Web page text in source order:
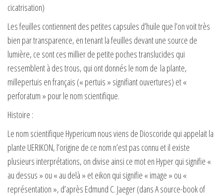
cicatrisation)
Les feuilles contiennent des petites capsules d’huile que l’on voit très
bien par transparence, en tenant la feuilles devant une source de
lumière, ce sont ces millier de petite poches translucides qui
ressemblent à des trous, qui ont donnés le nom de la plante,
millepertuis en français (« pertuis » signifiant ouvertures) et «
perforatum » pour le nom scientifique.
Histoire :
Le nom scientifique Hypericum nous viens de Dioscoride qui appelait la
plante UERIKON, l’origine de ce nom n’est pas connu et il existe
plusieurs interprétations, on divise ainsi ce mot en Hyper qui signifie «
au dessus » ou « au delà » et eikon qui signifie « image » ou «
représentation », d’après Edmund C. Jaeger (dans A source-book of